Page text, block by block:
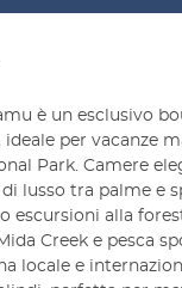
è un esclusivo
ideale per vacanze
Park. Camere
lusso tra palme e
escursioni alla
Creek e pesca
locale e